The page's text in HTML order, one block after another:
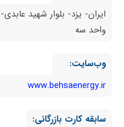
ایران- یزد- بلوار شهید
واحد سه
وب‌سایت:
www.behsaenergy.ir
سابقه کارت بازرگانی: